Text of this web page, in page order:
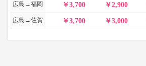
広島→福岡 3,700 2,900
広島→佐賀 3,700 3,000